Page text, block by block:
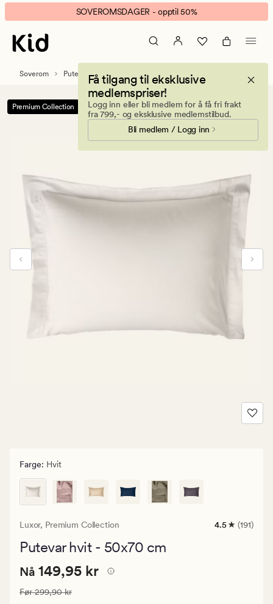
Luxor
putevar
hvit
banner.
Klikk
ESCAPE
pause.
SOVEROMSDAGER - opptil 50%
Få tilgang til eksklusive
medlemspriser!
Logg inn eller bli medlem for å få fri frakt
fra 799,- og eksklusive medlemstilbud.
Bli medlem / Logg inn
Soverom Putetrekk Sateng putevar
Premium Collection -50%
Farge: Hvit
Luxor, Premium Collection
191
4.5 (191)
Putevar hvit - 50x70 cm
Nåværende
149,95
Nåværende pris
Nå 149,95 kr
Vanlig pris 299,90 kr
Før299,90 kr